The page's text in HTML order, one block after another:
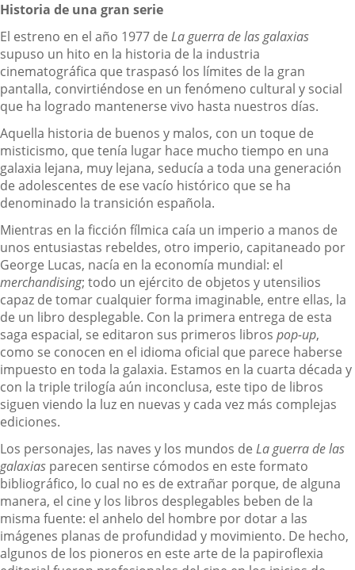
Historia de una gran serie
El estreno en el año 1977 de La guerra de las galaxias
supuso un hito en la historia de la industria
cinematográfica que traspasó los límites de la gran
pantalla, convirtiéndose en un fenómeno cultural y social
que ha logrado mantenerse vivo hasta nuestros días.
Aquella historia de buenos y malos, con un toque de
misticismo, que tenía lugar hace mucho tiempo en una
galaxia lejana, muy lejana, seducía a toda una generación
de adolescentes de ese vacío histórico que se ha
denominado la transición española.
Mientras en la ficción fílmica caía un imperio a manos de
unos entusiastas rebeldes, otro imperio, capitaneado por
George Lucas, nacía en la economía mundial: el
merchandising; todo un ejército de objetos y utensilios
capaz de tomar cualquier forma imaginable, entre ellas, la
de un libro desplegable. Con la primera entrega de esta
saga espacial, se editaron sus primeros libros pop-up,
como se conocen en el idioma oficial que parece haberse
impuesto en toda la galaxia. Estamos en la cuarta década y
con la triple trilogía aún inconclusa, este tipo de libros
siguen viendo la luz en nuevas y cada vez más complejas
ediciones.
Los personajes, las naves y los mundos de La guerra de las
galaxias parecen sentirse cómodos en este formato
bibliográfico, lo cual no es de extrañar porque, de alguna
manera, el cine y los libros desplegables beben de la
misma fuente: el anhelo del hombre por dotar a las
imágenes planas de profundidad y movimiento. De hecho,
algunos de los pioneros en este arte de la papiroflexia